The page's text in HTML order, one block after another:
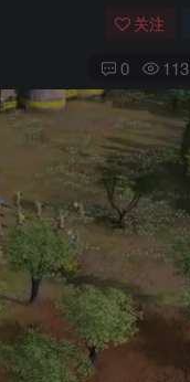
关注
0 113